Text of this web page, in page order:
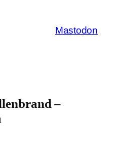
Mastodon
–